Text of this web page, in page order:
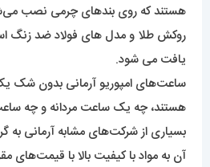
هستند که روی بند‌های چرمی نصب
روکش طلا و مدل های فولاد ضد زنگ
یافت می شود.
ساعت‌های امپوریو آرمانی بدون شک
هستند، چه یک ساعت مردانه و چه
بسیاری از شرکت‌های مشابه آرمانی به
آن به مواد با کیفیت بالا با قیمت‌های